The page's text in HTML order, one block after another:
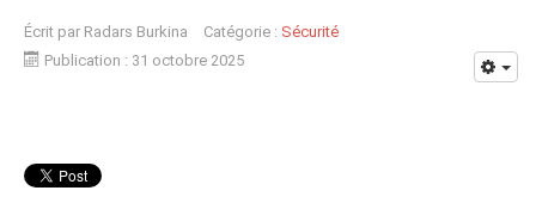
Écrit par Radars Burkina Catégorie : Sécurité
Publication : 31 octobre 2025